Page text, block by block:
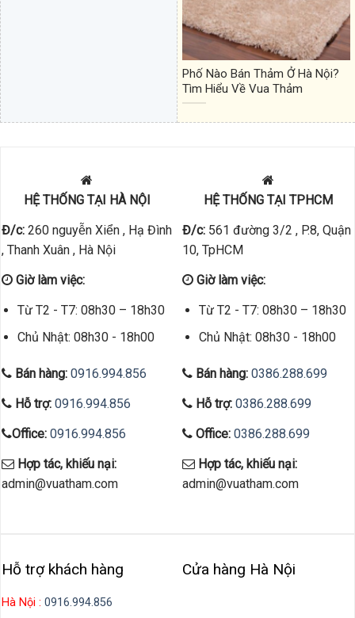
Phố Nào Bán Thảm Ở Hà Nội?
Tìm Hiểu Về Vua Thảm
HỆ THỐNG TẠI HÀ NỘI
Đ/c:260 nguyễn Xiển , Hạ Đình
, Thanh Xuân , Hà Nội
Giờ làm việc:
Từ T2 - T7: 08h30 – 18h30
Chủ Nhật: 08h30 - 18h00
Bán hàng: 0916.994.856
Hỗ trợ: 0916.994.856
Office: 0916.994.856
Hợp tác, khiếu nại:
admin@vuatham.com
HỆ THỐNG TẠI TPHCM
Đ/c:561 đường 3/2 , P.8, Quận
10, TpHCM
Giờ làm việc:
Từ T2 - T7: 08h30 – 18h30
Chủ Nhật: 08h30 - 18h00
Bán hàng: 0386.288.699
Hỗ trợ: 0386.288.699
Office: 0386.288.699
Hợp tác, khiếu nại:
admin@vuatham.com
Hỗ trợ khách hàng
Hà Nội : 0916.994.856
Cửa hàng Hà Nội